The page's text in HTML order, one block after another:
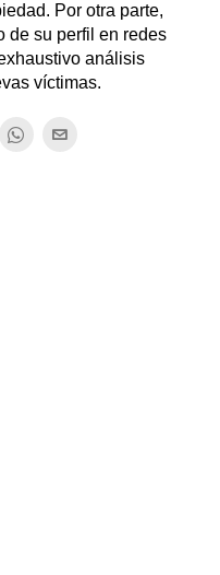
Por otra parte,
de su perfil en redes
análisis
víctimas.